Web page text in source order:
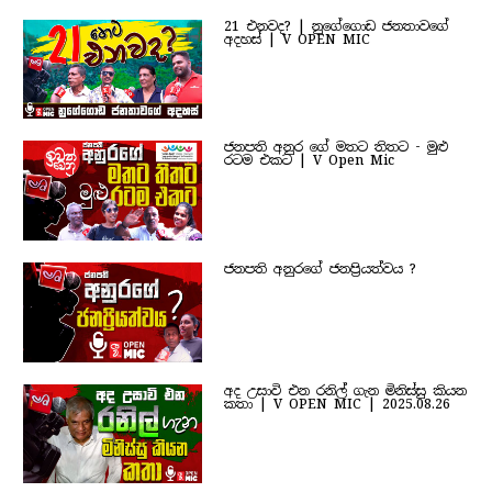
21 එනවද? | නුගේගොඩ ජනතාවගේ
අදහස් | V OPEN MIC
ජනපති අනුර ගේ මතට තිතට - මුළු
රටම එකට | V Open Mic
ජනපති අනුරගේ ජනප්‍රියත්වය ?
අද උසාවි එන රනිල් ගැන මිනිස්සු කියන
කතා | V OPEN MIC | 2025.08.26